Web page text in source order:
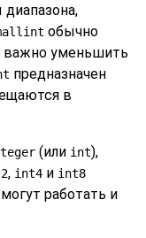
обычно
важно уменьшить
предназначен
в
(или int),
, int4 и int8
работать и